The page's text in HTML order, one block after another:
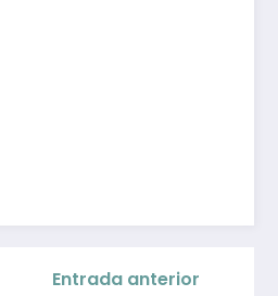
Entrada anterior